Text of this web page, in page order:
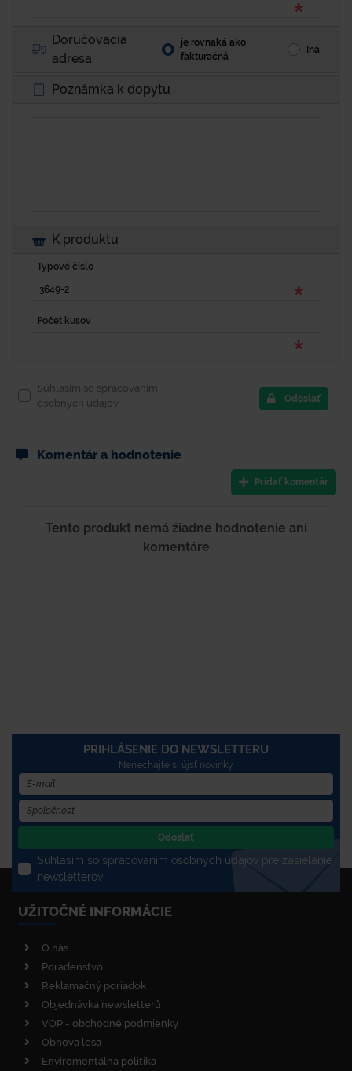
Doručovacia
adresa
je rovnaká ako
fakturačná
Iná
Poznámka k dopytu
K produktu
Typové číslo
Počet kusov
Súhlasím so spracovaním
osobných údajov.
Odoslať
Komentár a hodnotenie
Pridať komentár
Tento produkt nemá žiadne hodnotenie ani
komentáre
PRIHLÁSENIE DO NEWSLETTERU
Nenechajte si újsť novinky
Odoslať
Súhlasím so spracovaním osobných údajov pre zasielanie
newsletterov
UŽITOČNÉ INFORMÁCIE
O nás
Poradenstvo
Reklamačný poriadok
Objednávka newsletterů
VOP - obchodné podmienky
Obnova lesa
Enviromentálna politika